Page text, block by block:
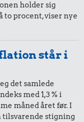
i 2025
0,96,-
holder sig
to procent, viser nye
står i
det samlede
med 1,3 % i
måned året før. I
tilsvarende stigning